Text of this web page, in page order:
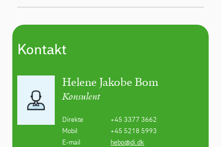
Kontakt
Helene Jakobe Bom
Konsulent
Direkte
+45 3377 3662
Mobil
+45 5218 5993
E-mail
hebo@di.dk